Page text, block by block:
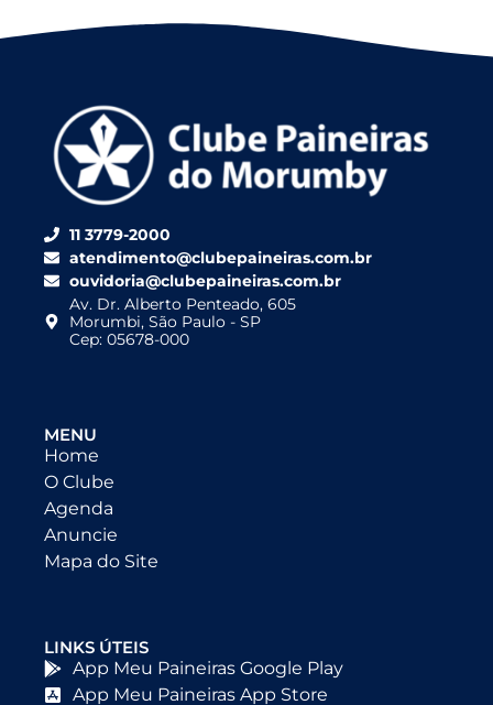
11 3779-2000
atendimento@clubepaineiras.com.br
ouvidoria@clubepaineiras.com.br
Av. Dr. Alberto Penteado, 605
Morumbi, São Paulo - SP
Cep: 05678-000
MENU
Home
O Clube
Agenda
Anuncie
Mapa do Site
LINKS ÚTEIS
App Meu Paineiras Google Play
App Meu Paineiras App Store